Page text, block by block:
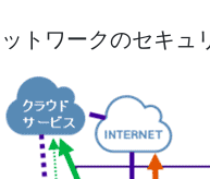
トワークのセキュ